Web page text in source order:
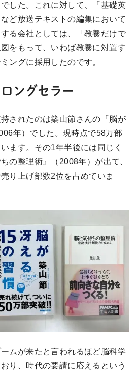
した。これに対して、『基礎英
ど放送テキストの編集において
る会社としては、「教養だけで
をもって、いわば教養に対置す
ングに採用したのです。
ングセラー
されたのは築山節さんの『脳が
年）でした。現時点で58万部
ます。その1年半後には同じく
の整理術』（2008年）が出て、
り上げ部数2位を占めていま
ムが来たと言われるほど脳科学
り、時代の要請に応えるという